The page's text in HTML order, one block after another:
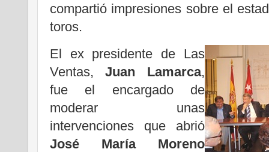
compartió impresiones sobre el
toros.
El ex presidente de Las
Ventas,Juan Lamarca,
fue el encargado de
moderar unas
intervenciones que abrió
José María Moreno